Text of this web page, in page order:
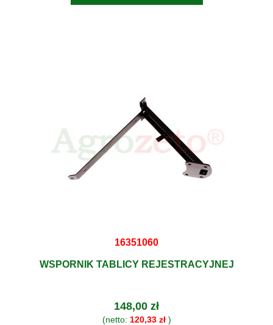
16351060
WSPORNIK TABLICY REJESTRACYJNEJ
148,00 zł
(netto: 120,33 zł)